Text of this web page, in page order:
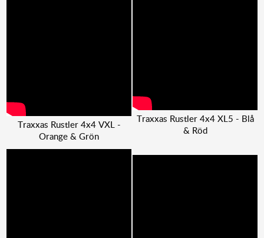
Traxxas Rustler 4x4 VXL -
Orange & Grön
Traxxas Rustler 4x4 XL5 - Blå
& Röd